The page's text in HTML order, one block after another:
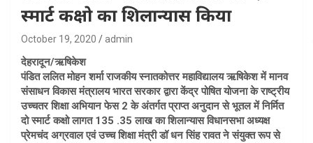
स्मार्ट कक्षो का शिलान्यास किया
October 19, 2020 admin
देहरादून/ऋषिकेश
पंडित ललित मोहन शर्मा राजकीय स्नातकोत्तर महाविद्यालय ऋषिकेश में मानव
संसाधन विकास मंत्रालय भारत सरकार द्वारा केंद्र पोषित योजना के राष्ट्रीय
उच्चतर शिक्षा अभियान फेस 2 के अंतर्गत प्राप्त अनुदान से भूतल में निर्मित
दो स्मार्ट कक्षो लागत 135 .35 लाख का शिलान्यास विधानसभा अध्यक्ष
प्रेमचंद अग्रवाल एवं उच्च शिक्षा मंत्री डॉ धन सिंह रावत ने संयुक्त रूप से